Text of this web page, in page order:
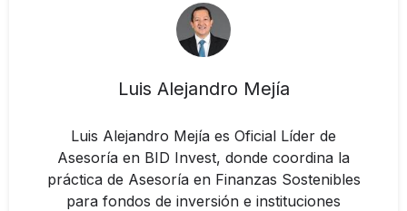
Luis Alejandro Mejía
Luis Alejandro Mejía es Oficial Líder de
Asesoría en BID Invest, donde coordina la
práctica de Asesoría en Finanzas Sostenibles
para fondos de inversión e instituciones